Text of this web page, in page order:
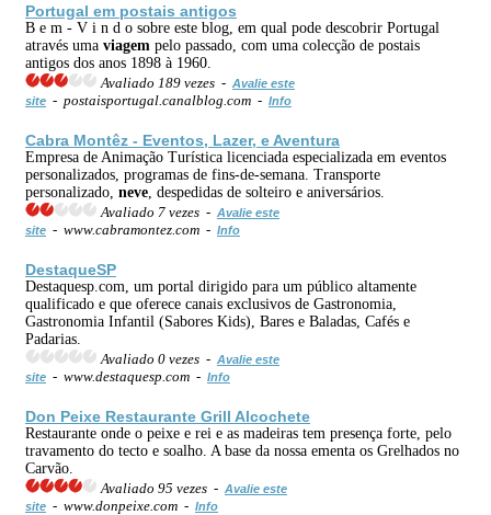
Portugal em postais antigos
B e m - V i n d o sobre este blog, em qual pode descobrir Portugal
através uma viagem pelo passado, com uma colecção de postais
antigos dos anos 1898 à 1960.
Avaliado 189 vezes - Avalie este
site - postaisportugal.canalblog.com - Info
Cabra Montêz - Eventos, Lazer, e Aventura
Empresa de Animação Turística licenciada especializada em eventos
personalizados, programas de fins-de-semana. Transporte
personalizado, neve , despedidas de solteiro e aniversários.
Avaliado 7 vezes - Avalie este
site - www.cabramontez.com - Info
DestaqueSP
Destaquesp.com, um portal dirigido para um público altamente
qualificado e que oferece canais exclusivos de Gastronomia,
Gastronomia Infantil (Sabores Kids), Bares e Baladas, Cafés e
Padarias.
Avaliado 0 vezes - Avalie este
site - www.destaquesp.com - Info
Don Peixe Restaurante Grill Alcochete
Restaurante onde o peixe e rei e as madeiras tem presença forte, pelo
travamento do tecto e soalho. A base da nossa ementa os Grelhados no
Carvão.
Avaliado 95 vezes - Avalie este
site - www.donpeixe.com - Info